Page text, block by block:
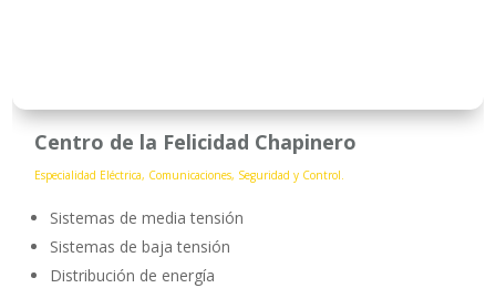
Centro de la Felicidad Chapinero
Especialidad Eléctrica, Comunicaciones, Seguridad y Control.
Sistemas de media tensión
Sistemas de baja tensión
Distribución de energía